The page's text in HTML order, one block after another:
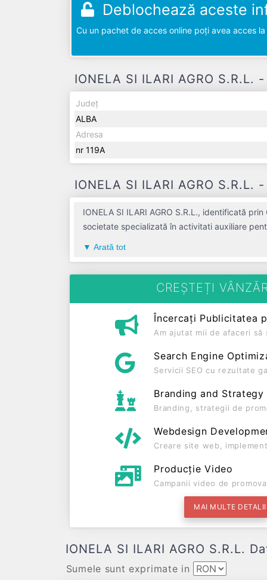
Deblochează aceste
Cu un pachet de acces online poți avea acces
IONELA SI ILARI AGRO
Județ
ALBA
Adresa
nr 119A
IONELA SI ILARI AGRO
IONELA SI ILARI AGRO S.R.L., identificată
societate specializată în activitati auxiliare
Arată tot
CREȘTEȚI
Încercați Publicitatea
Am ajutat mii de afaceri să
Search Engine
Servicii SEO cu rezultate
Branding and Strategy
Branding, strategii de
Webdesign
Creare site web,
Producție Video
Campanii video de
MAI MULTE DETALII
IONELA SI ILARI AGRO S.R.L.
Sumele sunt exprimate in